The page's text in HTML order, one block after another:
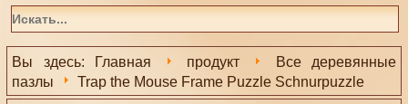
Вы здесь: Главная продукт
Все деревянные
пазлы
Trap the Mouse Frame Puzzle Schnurpuzzle